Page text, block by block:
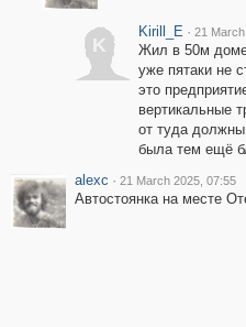
K
Kirill_E · 21
Жил в 50м доме
уже пятаки не
это
вертикальные
от туда
была тем ещё
alexc · 21 March 2025, 07:55
Автостоянка на месте